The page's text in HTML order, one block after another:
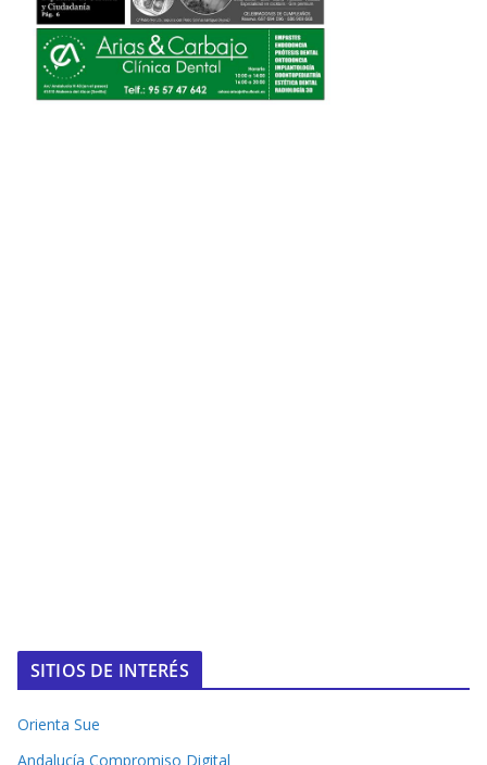
SITIOS DE INTERÉS
Orienta Sue
Andalucía Compromiso Digital